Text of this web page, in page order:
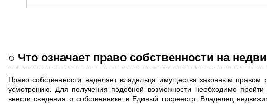
○ Что означает право собственности на
Право собственности наделяет владельца имущества законным правом
усмотрению. Для получения подобной возможности необходимо пройти
внести сведения о собственнике в Единый госреестр. Владелец